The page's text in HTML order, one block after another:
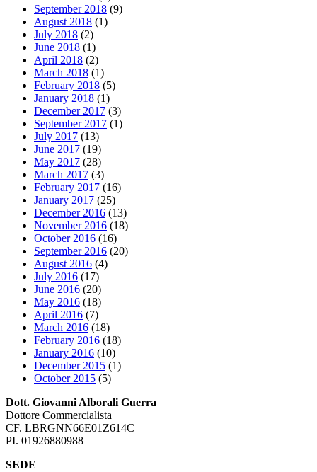
September 2018 (9)
August 2018 (1)
July 2018 (2)
June 2018 (1)
April 2018 (2)
March 2018 (1)
February 2018 (5)
January 2018 (1)
December 2017 (3)
September 2017 (1)
July 2017 (13)
June 2017 (19)
May 2017 (28)
March 2017 (3)
February 2017 (16)
January 2017 (25)
December 2016 (13)
November 2016 (18)
October 2016 (16)
September 2016 (20)
August 2016 (4)
July 2016 (17)
June 2016 (20)
May 2016 (18)
April 2016 (7)
March 2016 (18)
February 2016 (18)
January 2016 (10)
December 2015 (1)
October 2015 (5)
Dott. Giovanni Alborali Guerra
Dottore Commercialista
CF. LBRGNN66E01Z614C
PI. 01926880988
SEDE